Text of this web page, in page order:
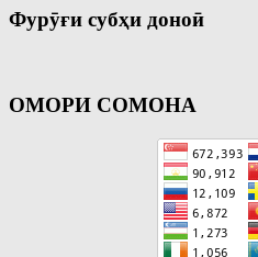
Фурӯғи субҳи доноӣ
ОМОРИ СОМОНА